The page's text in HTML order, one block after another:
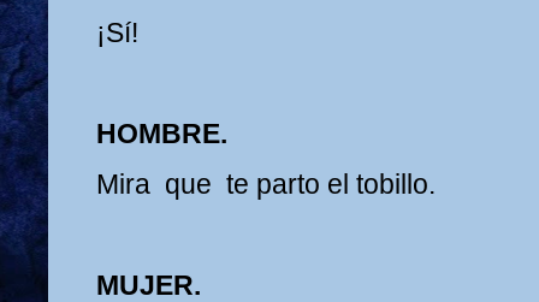
¡Sí!
HOMBRE.
Mira que te parto el tobillo.
MUJER.